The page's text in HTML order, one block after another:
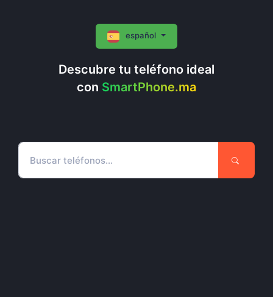
Descubre tu teléfono ideal
con SmartPhone.ma
español